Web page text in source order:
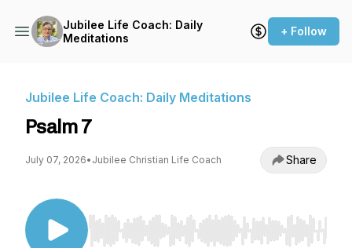
Jubilee Life Coach: Daily
Meditations
+ Follow
Jubilee Life Coach: Daily Meditations
Psalm 7
July 07, 2026• Jubilee Christian Life Coach Share
Use Left/Right to seek, Home/End to jump to